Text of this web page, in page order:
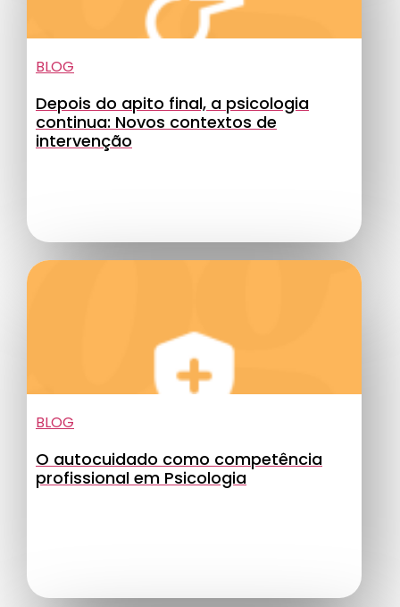
BLOG
Depois do apito final, a psicologia
continua: Novos contextos de
intervenção
BLOG
O autocuidado como competência
profissional em Psicologia